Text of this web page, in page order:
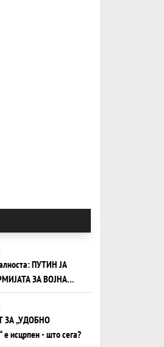
ПУТИН ЈА
ЗА ВОЈНА
БЕЗ ФРОНТ
ЗА „УДОБНО
исцрпен - што сега?